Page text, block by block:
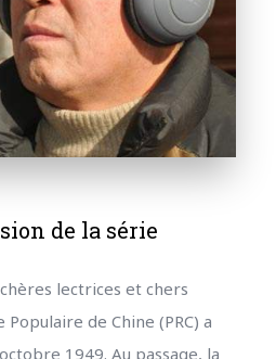
de la série
lectrices et chers
de Chine (PRC) a
1949. Au passage, la